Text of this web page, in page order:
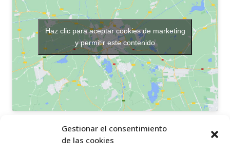
Gestionar el consentimiento
de las cookies
Haz clic para aceptar cookies de marketing
y permitir este contenido
OTROS ENLACES